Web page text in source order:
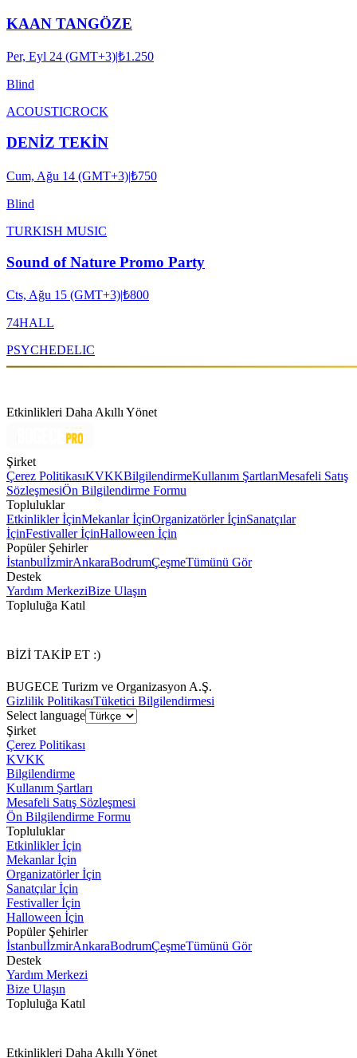
KAAN TANGÖZE
Per, Eyl 24 (GMT+3)|₺1.250
Blind
ACOUSTICROCK
DENİZ TEKİN
Cum, Ağu 14 (GMT+3)|₺750
Blind
TURKISH MUSIC
Sound of Nature Promo Party
Cts, Ağu 15 (GMT+3)|₺800
74HALL
PSYCHEDELIC
Etkinlikleri Daha Akıllı Yönet
Şirket
Çerez PolitikasıKVKKBilgilendirmeKullanım ŞartlarıMesafeli Satış
SözleşmesiÖn Bilgilendirme Formu
Topluluklar
Etkinlikler İçinMekanlar İçinOrganizatörler İçinSanatçılar
İçinFestivaller İçinHalloween İçin
Popüler Şehirler
İstanbulİzmirAnkaraBodrumÇeşmeTümünü Gör
Destek
Yardım MerkeziBize Ulaşın
Topluluğa Katıl
BİZİ TAKİP ET :)
BUGECE Turizm ve Organizasyon A.Ş.
Gizlilik PolitikasıTüketici Bilgilendirmesi
Select language
Şirket
Çerez Politikası
KVKK
Bilgilendirme
Kullanım Şartları
Mesafeli Satış Sözleşmesi
Ön Bilgilendirme Formu
Topluluklar
Etkinlikler İçin
Mekanlar İçin
Organizatörler İçin
Sanatçılar İçin
Festivaller İçin
Halloween İçin
Popüler Şehirler
İstanbulİzmirAnkaraBodrumÇeşmeTümünü Gör
Destek
Yardım Merkezi
Bize Ulaşın
Topluluğa Katıl
Etkinlikleri Daha Akıllı Yönet